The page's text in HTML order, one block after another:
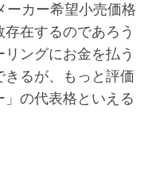
ーカー希望小売価格
在するのであろう
ングにお金を払う
きるが、もっと評価
の代表格といえる